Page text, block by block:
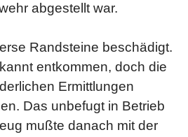
abgestellt war.
Randsteine beschädigt.
entkommen, doch die
Ermittlungen
Das unbefugt in Betrieb
mußte danach mit der